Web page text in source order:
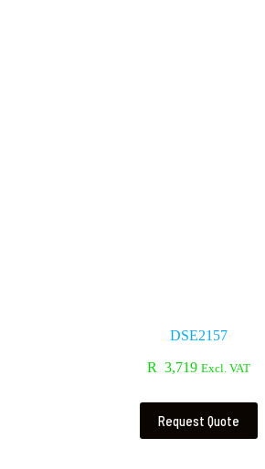
DSE2157
R 3,719 Excl. VAT
Request Quote